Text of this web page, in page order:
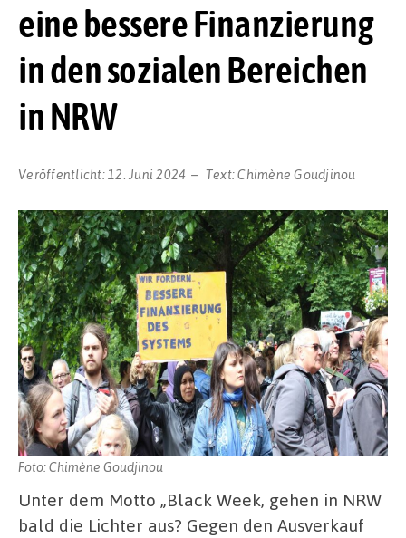
eine bessere Finanzierung
in den sozialen Bereichen
in NRW
Veröffentlicht: 12. Juni 2024 Text:Chimène Goudjinou
Foto: Chimène Goudjinou
Unter dem Motto „Black Week, gehen in NRW
bald die Lichter aus? Gegen den Ausverkauf